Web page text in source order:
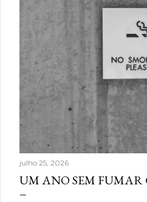
julho 25, 2026
UM ANO SEM